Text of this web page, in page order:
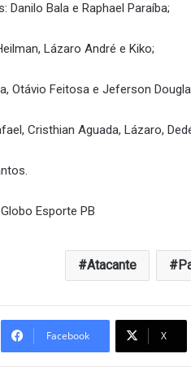
Danilo Bala e Raphael Paraíba;
Lázaro André e Kiko;
Otávio Feitosa e Jeferson
Cristhian Aguada, Lázaro,
Esporte PB
Atacante
Facebook X